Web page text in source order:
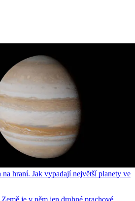
hraní. Jak vypadají největší planety ve